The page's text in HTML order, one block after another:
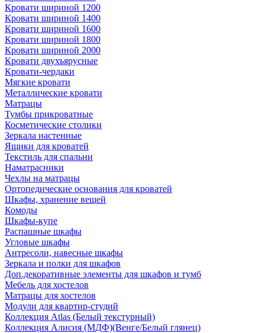
Кровати шириной 1200
Кровати шириной 1400
Кровати шириной 1600
Кровати шириной 1800
Кровати шириной 2000
Кровати двухъярусные
Кровати-чердаки
Мягкие кровати
Металлические кровати
Матрацы
Тумбы прикроватные
Косметические столики
Зеркала настенные
Ящики для кроватей
Текстиль для спальни
Наматрасники
Чехлы на матрацы
Ортопедические основания для кроватей
Шкафы, хранение вещей
Комоды
Шкафы-купе
Распашные шкафы
Угловые шкафы
Антресоли, навесные шкафы
Зеркала и полки для шкафов
Доп.декоративные элементы для шкафов и тумб
Мебель для хостелов
Матрацы для хостелов
Модули для квартир-студий
Коллекция Atlas (Белый текстурный)
Коллекция Алисия (МДФ)(Венге/Белый глянец)